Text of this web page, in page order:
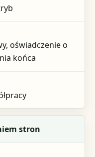
oświadczenie o
końca
stron